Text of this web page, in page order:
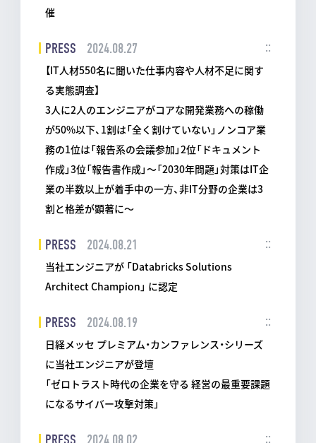
催
PRESS 2024.08.27
【IT人材550名に聞いた仕事内容や人材不足に関す
る実態調査】
3人に2人のエンジニアがコアな開発業務への稼働
が50%以下、1割は「全く割けていない」ノンコア業
務の1位は「報告系の会議参加」2位「ドキュメント
作成」3位「報告書作成」〜「2030年問題」対策はIT企
業の半数以上が着手中の一方、非IT分野の企業は3
割と格差が顕著に〜
PRESS 2024.08.21
当社エンジニアが 「Databricks Solutions
Architect Champion」 に認定
PRESS 2024.08.19
日経メッセ プレミアム・カンファレンス・シリーズ
に当社エンジニアが登壇
「ゼロトラスト時代の企業を守る 経営の最重要課題
になるサイバー攻撃対策」